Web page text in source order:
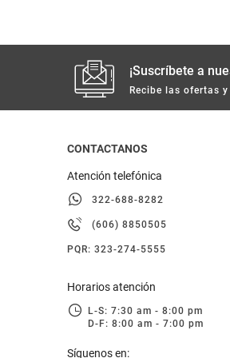
tecnología
deportes
juguetería
¡Suscríbete a
Recibe las ofertas
CONTACTANOS
Atención telefónica
322-688-8282
(606) 8850505
PQR: 323-274-5555
Horarios atención
L-S: 7:30 am - 8:00 pm
D-F: 8:00 am - 7:00 pm
Síguenos en: